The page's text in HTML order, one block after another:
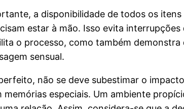
a disponibilidade de todos os
estar à mão. Isso evita
o processo, como também
sensual.
não se deve subestimar o
especiais. Um ambiente